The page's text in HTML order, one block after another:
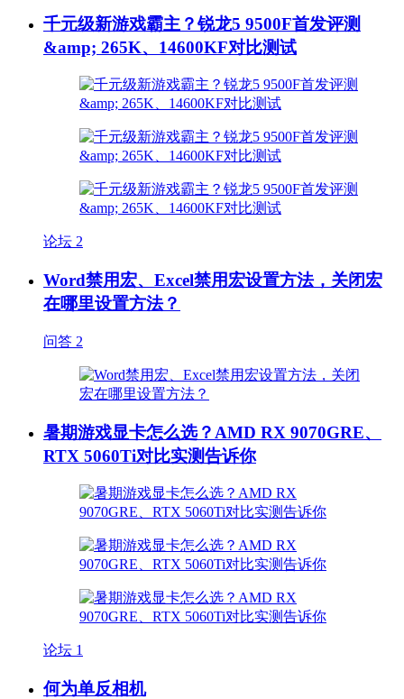
千元级新游戏霸主？锐龙5 9500F首发评测
&amp; 265K、14600KF对比测试
论坛 2
Word禁用宏、Excel禁用宏设置方法，关闭宏
在哪里设置方法？
问答 2
暑期游戏显卡怎么选？AMD RX 9070GRE、
RTX 5060Ti对比实测告诉你
论坛 1
何为单反相机